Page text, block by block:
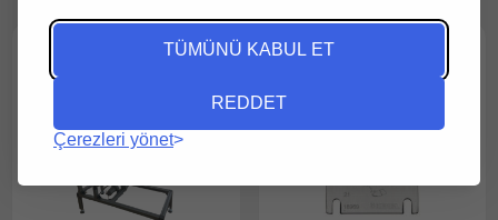
TÜMÜNÜ KABUL ET
REDDET
Çerezleri yönet
Sıfır